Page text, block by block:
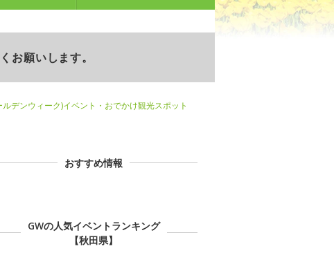
お願いします。
デンウィーク)イベント・おでかけ観光スポット
おすすめ情報
GWの人気イベントランキング
【秋田県】